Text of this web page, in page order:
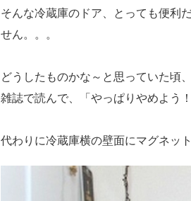
そんな冷蔵庫のドア、とっても便利
せん。。。
どうしたものかな～と思っていた頃
雑誌で読んで、「やっぱりやめよう！
代わりに冷蔵庫横の壁面にマグネッ